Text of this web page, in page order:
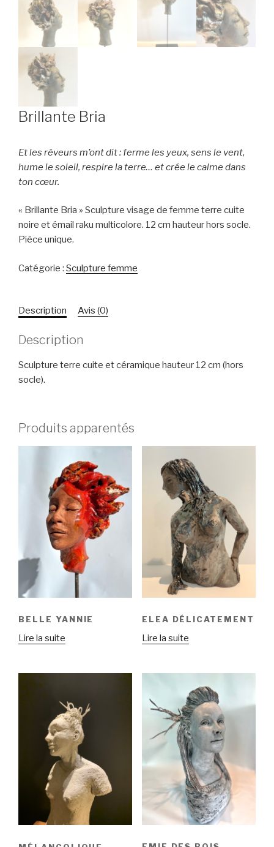
Brillante Bria
Et les rêveurs m’ont dit : ferme les yeux, sens le vent,
hume le soleil, respire la terre… et crée le calme dans
ton cœur.
« Brillante Bria » Sculpture visage de femme terre cuite
noire et émail raku multicolore. 12 cm hauteur hors socle.
Pièce unique.
Catégorie : Sculpture femme
Description Avis (0)
Description
Sculpture terre cuite et céramique hauteur 12 cm (hors
socle).
Produits apparentés
BELLE YANNIE
Lire la suite
ELEA DÉLICATEMENT
Lire la suite